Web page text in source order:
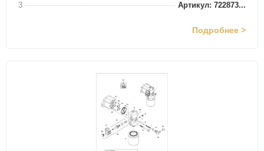
3
Артикул: 722873...
Подробнее >